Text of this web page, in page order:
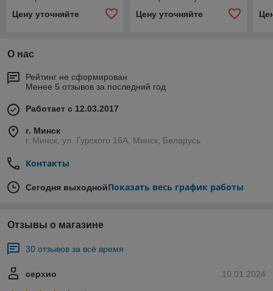
Цену уточняйте
201820990001
Цену уточняйте
О нас
Рейтинг не сформирован
Менее 5 отзывов за последний год
Работает с 12.03.2017
г. Минск
г. Минск, ул. Гурского 16А, Минск, Беларусь
Контакты
Сегодня выходнойПоказать весь график работы
Отзывы о магазине
30 отзывов за всё время
10.01.2024
серхио